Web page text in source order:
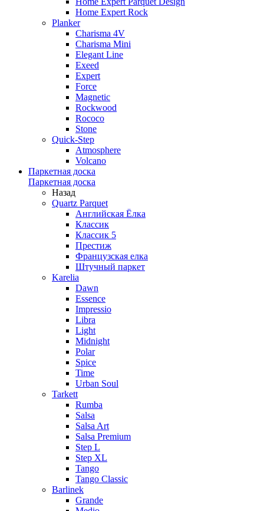
Home Expert Rock
Planker
Charisma 4V
Charisma Mini
Elegant Line
Exeed
Expert
Force
Magnetic
Rockwood
Rococo
Stone
Quick-Step
Atmosphere
Volcano
Паркетная доска
Паркетная доска
Назад
Quartz Parquet
Английская Ёлка
Классик
Классик 5
Престиж
Французская елка
Штучный паркет
Karelia
Dawn
Essence
Impressio
Libra
Light
Midnight
Polar
Spice
Time
Urban Soul
Tarkett
Rumba
Salsa
Salsa Art
Salsa Premium
Step L
Step XL
Tango
Tango Classic
Barlinek
Grande